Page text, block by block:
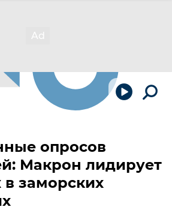
опросов
Макрон лидирует
заморских